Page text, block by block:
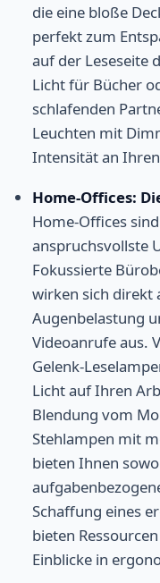
die eine bloße
perfekt zum
auf der Leseseite
Licht für Bücher
schlafenden
Leuchten mit
Intensität an
Home-Offices:
Home-Offices
anspruchsvollste
Fokussierte
wirken sich direkt
Augenbelastung
Videoanrufe aus.
Gelenk-
Licht auf Ihren
Blendung vom
Stehlampen mit
bieten Ihnen
Schaffung eines
bieten
Einblicke in